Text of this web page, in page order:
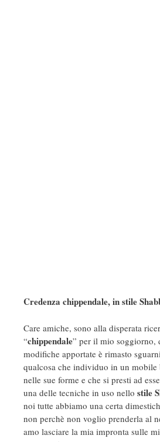
Credenza chippendale, in stile
Care amiche, sono alla disperata
“chippendale” per il mio soggiorno,
modifiche apportate è rimasto
qualcosa che individuo in un mobile
nelle sue forme e che si presti ad
una delle tecniche in uso nello stile
noi tutte abbiamo una certa
non perchè non voglio prenderla al
amo lasciare la mia impronta sulle